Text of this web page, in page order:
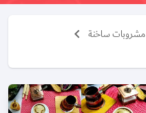
مشروبات ساخنة